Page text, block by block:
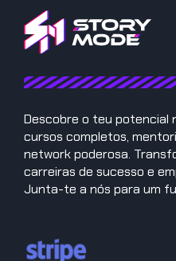
Descobre o teu potencial
cursos completos,
network poderosa.
carreiras de sucesso e
Junta-te a nós para um